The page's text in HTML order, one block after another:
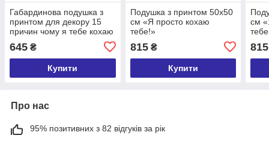
Габардинова подушка з
принтом для декору 15
причин чому я тебе кохаю
(3P_19L038_UKR)
645 ₴
Купити
Подушка з принтом 50x50
см «Я просто кохаю
тебе!»
815₴
Купити
см
815
Про нас
95% позитивних з 82 відгуків за рік